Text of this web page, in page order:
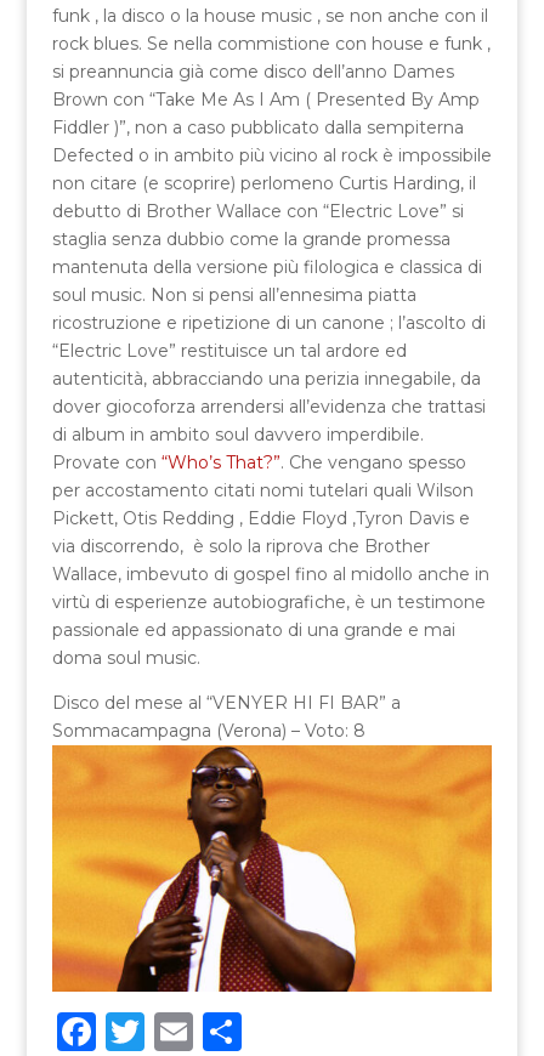
funk , la disco o la house music , se non anche con il
rock blues. Se nella commistione con house e funk ,
si preannuncia già come disco dell’anno Dames
Brown con “Take Me As I Am ( Presented By Amp
Fiddler )”, non a caso pubblicato dalla sempiterna
Defected o in ambito più vicino al rock è impossibile
non citare (e scoprire) perlomeno Curtis Harding, il
debutto di Brother Wallace con “Electric Love” si
staglia senza dubbio come la grande promessa
mantenuta della versione più filologica e classica di
soul music. Non si pensi all’ennesima piatta
ricostruzione e ripetizione di un canone ; l’ascolto di
“Electric Love” restituisce un tal ardore ed
autenticità, abbracciando una perizia innegabile, da
dover giocoforza arrendersi all’evidenza che trattasi
di album in ambito soul davvero imperdibile.
Provate con “Who’s That?”. Che vengano spesso
per accostamento citati nomi tutelari quali Wilson
Pickett, Otis Redding , Eddie Floyd ,Tyron Davis e
via discorrendo, è solo la riprova che Brother
Wallace, imbevuto di gospel fino al midollo anche in
virtù di esperienze autobiografiche, è un testimone
passionale ed appassionato di una grande e mai
doma soul music.
Disco del mese al “VENYER HI FI BAR” a
Sommacampagna (Verona) – Voto: 8
F T E C